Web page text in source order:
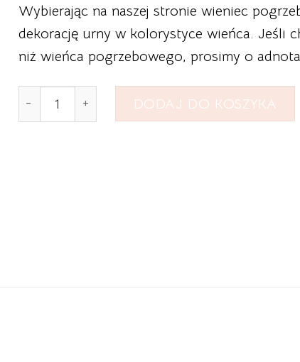
Wybierając na naszej stronie wieniec
dekorację urny w kolorystyce wieńca. Jeśli
niż wieńca pogrzebowego, prosimy o
ilość Stroik pod urnę nr 6DODAJ DO KOSZYKA